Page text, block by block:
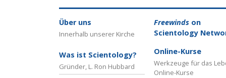
Über uns
Innerhalb unserer Kirche
Was ist Scientology?
Gründer, L. Ron Hubbard
Freewinds on
Scientology
Online-Kurse
Werkzeuge für das
Online-Kurse